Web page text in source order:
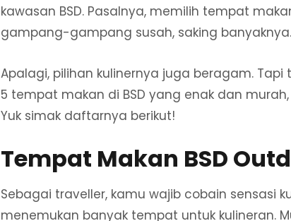
kawasan BSD. Pasalnya, memilih tempat
gampang-gampang susah, saking banyaknya.
Apalagi, pilihan kulinernya juga beragam.
5 tempat makan di BSD yang enak dan
Yuk simak daftarnya berikut!
Tempat Makan BSD
Sebagai traveller, kamu wajib cobain sensasi
menemukan banyak tempat untuk kulineran.